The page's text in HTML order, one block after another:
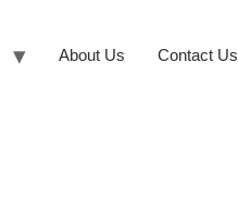
About Us Contact Us